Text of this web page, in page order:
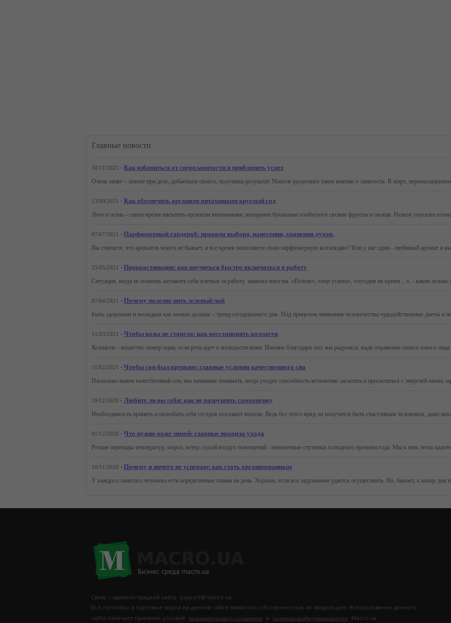
Главные новости
30/11/2021 - Как избавиться от сверхзанятости и приблизить успех
13/09/2021 - Как обеспечить организм витаминами круглый год
07/07/2021 - Парфюмерный гардероб: правила выбора, нанесения, хранения духов.
25/05/2021 - Прокрастинация: как научиться быстро включаться в работу
07/04/2021 - Почему полезно пить зеленый чай
11/03/2021 - Чтобы кожа не старела: как восстановить коллаген
11/02/2021 - Чтобы сон был крепким: главные условия качественного сна
29/12/2020 - Любите ли вы себя: как не разрушить самооценку
01/12/2020 - Что нужно коже зимой: главные правила ухода
10/11/2020 - Почему я ничего не успеваю: как стать организованным
Связь с администрацией сайта: support@macro.ua.
Все логотипы и торговые марки на данном сайте являются собственностью их владельцев. Использование данного
сайта означает принятие условий
пользовательского соглашения и политики конфиденциальности Macro.ua